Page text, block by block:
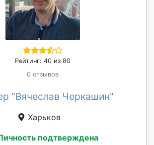
Рейтинг: 40 из 80
0 отзывов
"Вячеслав Черкашин"
Харьков
подтверждена